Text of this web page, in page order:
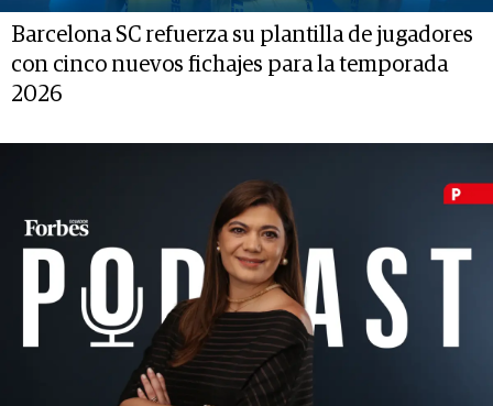
Barcelona SC refuerza su plantilla de jugadores
con cinco nuevos fichajes para la temporada
2026